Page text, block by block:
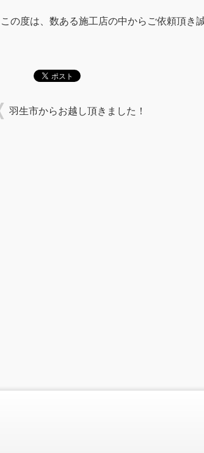
この度は、数ある施工店の中からご依頼頂き
羽生市からお越し頂きました！